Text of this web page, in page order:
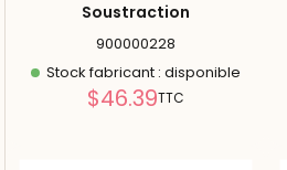
Soustraction
900000228
Stock fabricant : disponible
Prix
$46.39TTC